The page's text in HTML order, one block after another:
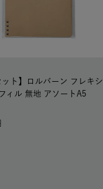
ット】ロルバーン フレキシ
ィル 無地 アソートA5